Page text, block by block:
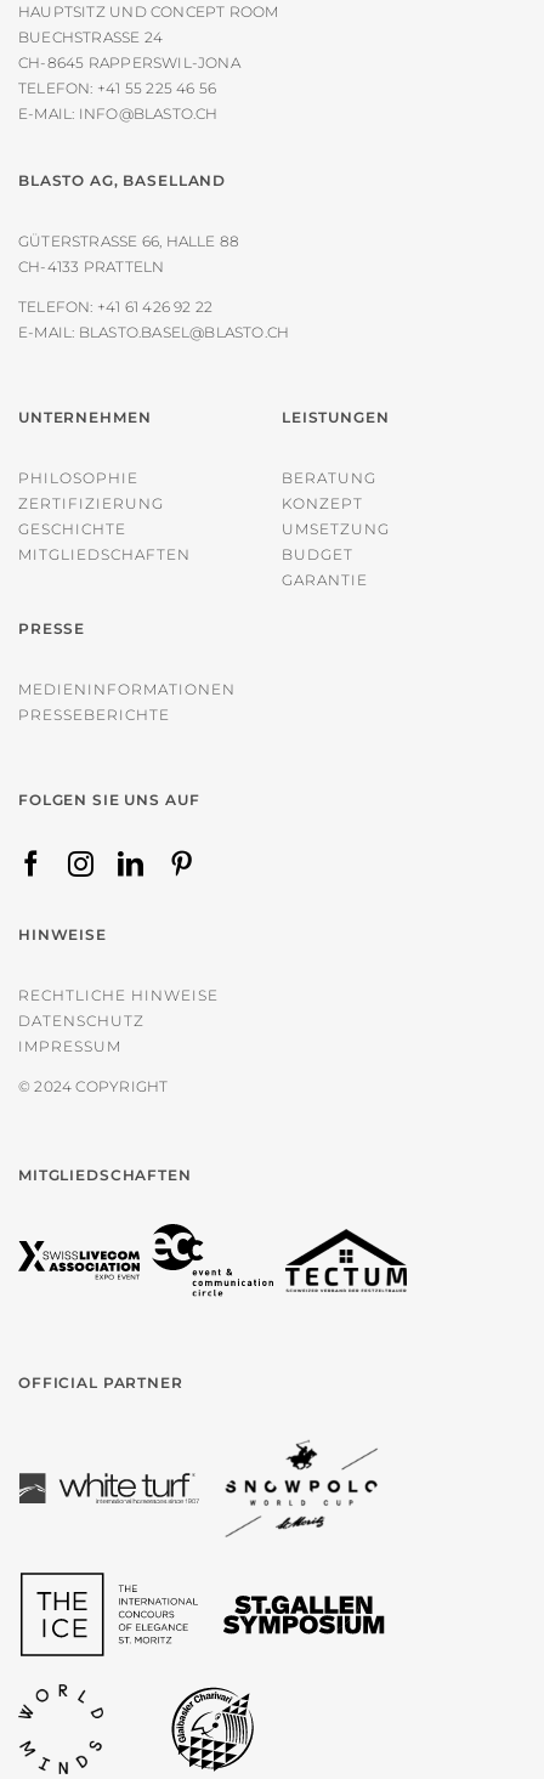
HAUPTSITZ UND CONCEPT ROOM
BUECHSTRASSE 24
CH-8645 RAPPERSWIL-JONA
TELEFON: +41 55 225 46 56
E-MAIL: INFO@BLASTO.CH
BLASTO AG, BASELLAND
GÜTERSTRASSE 66, HALLE 88
CH-4133 PRATTELN
TELEFON: +41 61 426 92 22
E-MAIL: BLASTO.BASEL@BLASTO.CH
UNTERNEHMEN
PHILOSOPHIE
ZERTIFIZIERUNG
GESCHICHTE
MITGLIEDSCHAFTEN
LEISTUNGEN
BERATUNG
KONZEPT
UMSETZUNG
BUDGET
GARANTIE
PRESSE
MEDIENINFORMATIONEN
PRESSEBERICHTE
FOLGEN SIE UNS AUF
HINWEISE
RECHTLICHE HINWEISE
DATENSCHUTZ
IMPRESSUM
© 2024 COPYRIGHT
MITGLIEDSCHAFTEN
OFFICIAL PARTNER